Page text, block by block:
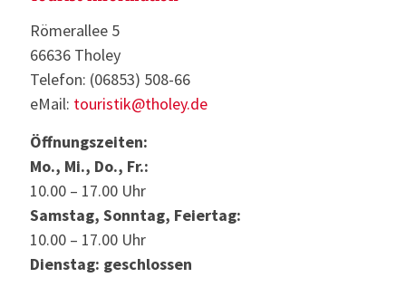
Römerallee 5
66636 Tholey
Telefon: (06853) 508-66
eMail: touristik@tholey.de
Öffnungszeiten:
Mo., Mi., Do., Fr.:
10.00 – 17.00 Uhr
Samstag, Sonntag, Feiertag:
10.00 – 17.00 Uhr
Dienstag: geschlossen